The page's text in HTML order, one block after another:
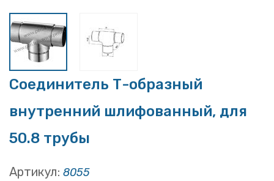
Соединитель Т-образный
внутренний шлифованный, для
50.8 трубы
Артикул: 8055